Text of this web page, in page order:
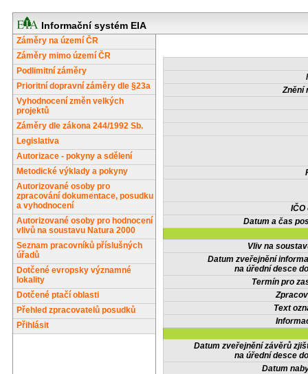
Informační systém EIA
Záměry na území ČR
Záměry mimo území ČR
Podlimitní záměry
Prioritní dopravní záměry dle §23a
Vyhodnocení změn velkých
projektů
Záměry dle zákona 244/1992 Sb.
Legislativa
Autorizace - pokyny a sdělení
Metodické výklady a pokyny
Autorizované osoby pro
zpracování dokumentace, posudku
a vyhodnocení
Autorizované osoby pro hodnocení
vlivů na soustavu Natura 2000
Seznam pracovníků příslušných
úřadů
Dotčené evropsky významné
lokality
Dotčené ptačí oblasti
Přehled zpracovatelů posudků
Přihlásit
Znění
IČO
Datum a čas
Vliv na
Datum zveřejnění
na úřední desce
Termín pro
Text
Datum zveřejnění závěrů
na úřední desce
Datum